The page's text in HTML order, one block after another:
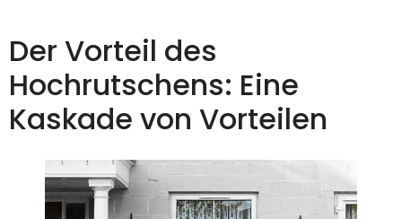
Der Vorteil des
Hochrutschens: Eine
Kaskade von Vorteilen